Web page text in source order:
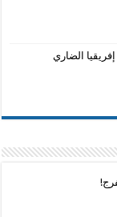
الضاري